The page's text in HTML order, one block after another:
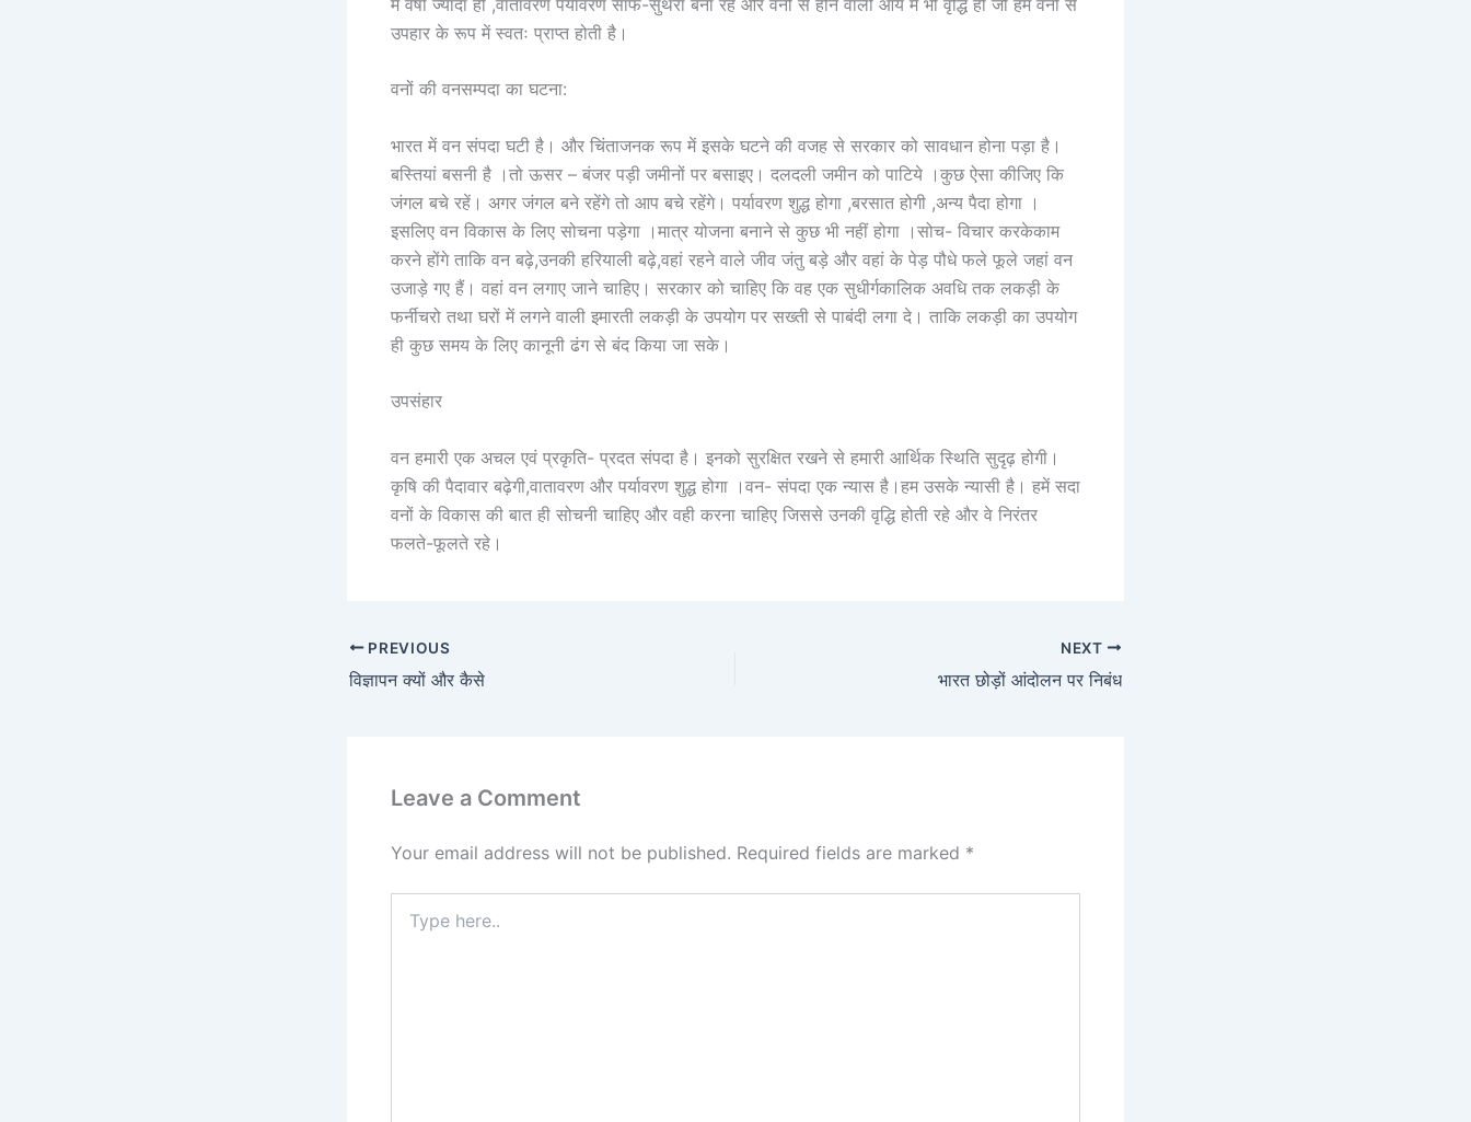
उपहार के रूप में स्वतः प्राप्त होती है।
वनों की वनसम्पदा का घटना:
भारत में वन संपदा घटी है। और चिंताजनक रूप में इसके घटने की वजह से सरकार को सावधान होना पड़ा है।
बस्तियां बसनी है ।तो ऊसर – बंजर पड़ी जमीनों पर बसाइए। दलदली जमीन को पाटिये ।कुछ ऐसा कीजिए कि
जंगल बचे रहें। अगर जंगल बने रहेंगे तो आप बचे रहेंगे। पर्यावरण शुद्ध होगा ,बरसात होगी ,अन्य पैदा होगा ।
इसलिए वन विकास के लिए सोचना पड़ेगा ।मात्र योजना बनाने से कुछ भी नहीं होगा ।सोच- विचार करकेकाम
करने होंगे ताकि वन बढ़े,उनकी हरियाली बढ़े,वहां रहने वाले जीव जंतु बड़े और वहां के पेड़ पौधे फले फूले जहां वन
उजाड़े गए हैं। वहां वन लगाए जाने चाहिए। सरकार को चाहिए कि वह एक सुधीर्गकालिक अवधि तक लकड़ी के
फर्नीचरो तथा घरों में लगने वाली इमारती लकड़ी के उपयोग पर सख्ती से पाबंदी लगा दे। ताकि लकड़ी का उपयोग
ही कुछ समय के लिए कानूनी ढंग से बंद किया जा सके।
उपसंहार
वन हमारी एक अचल एवं प्रकृति- प्रदत संपदा है। इनको सुरक्षित रखने से हमारी आर्थिक स्थिति सुदृढ़ होगी।
कृषि की पैदावार बढ़ेगी,वातावरण और पर्यावरण शुद्ध होगा ।वन- संपदा एक न्यास है।हम उसके न्यासी है। हमें सदा
वनों के विकास की बात ही सोचनी चाहिए और वही करना चाहिए जिससे उनकी वृद्धि होती रहे और वे निरंतर
फलते-फूलते रहे।
PREVIOUS
विज्ञापन क्यों और कैसे
NEXT
भारत छोड़ों आंदोलन पर निबंध
Leave a Comment
Your email address will not be published. Required fields are marked *
here..